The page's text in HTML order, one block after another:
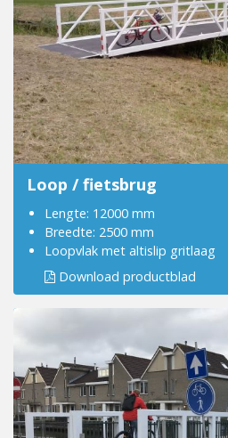
Loop / fietsbrug
Lengte: 12000 mm
Breedte: 2500 mm
Loopvlak met altislip gritlaag
Download productblad